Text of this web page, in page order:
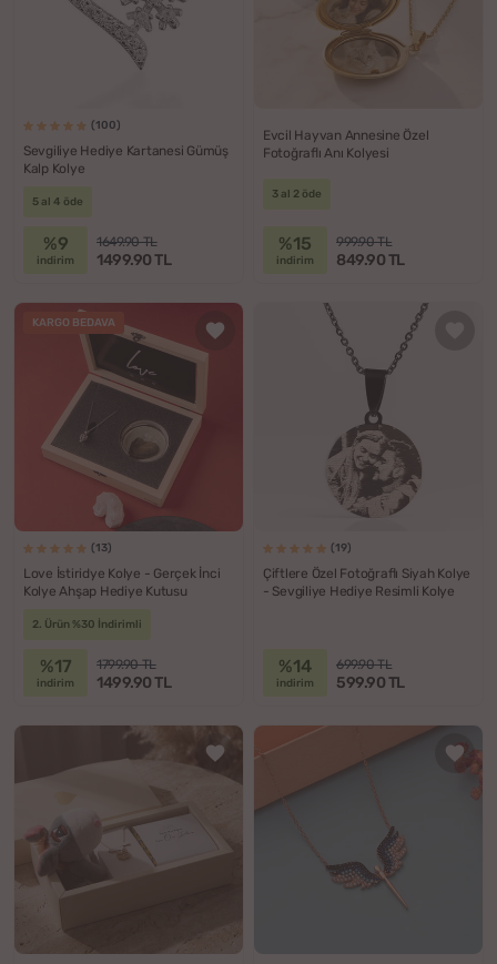
(100)
Sevgiliye Hediye Kartanesi Gümüş
Kalp Kolye
5 al 4 öde
%9
indirim
1649.90 TL
1499.90 TL
Evcil Hayvan Annesine Özel
Fotoğraflı Anı Kolyesi
3 al 2 öde
%15
indirim
999.90 TL
849.90 TL
KARGO BEDAVA
(13)
Love İstiridye Kolye - Gerçek İnci
Kolye Ahşap Hediye Kutusu
2. Ürün %30 İndirimli
%17
indirim
1799.90 TL
1499.90 TL
(19)
Çiftlere Özel Fotoğraflı Siyah Kolye
- Sevgiliye Hediye Resimli Kolye
%14
indirim
699.90 TL
599.90 TL